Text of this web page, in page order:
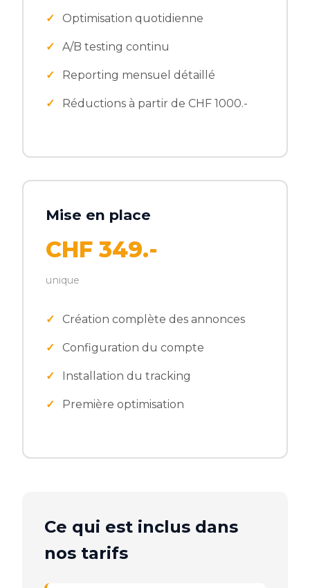
Optimisation quotidienne
A/B testing continu
Reporting mensuel détaillé
Réductions à partir de CHF 1000.-
Mise en place
CHF 349.-
unique
Création complète des annonces
Configuration du compte
Installation du tracking
Première optimisation
Ce qui est inclus dans
nos tarifs